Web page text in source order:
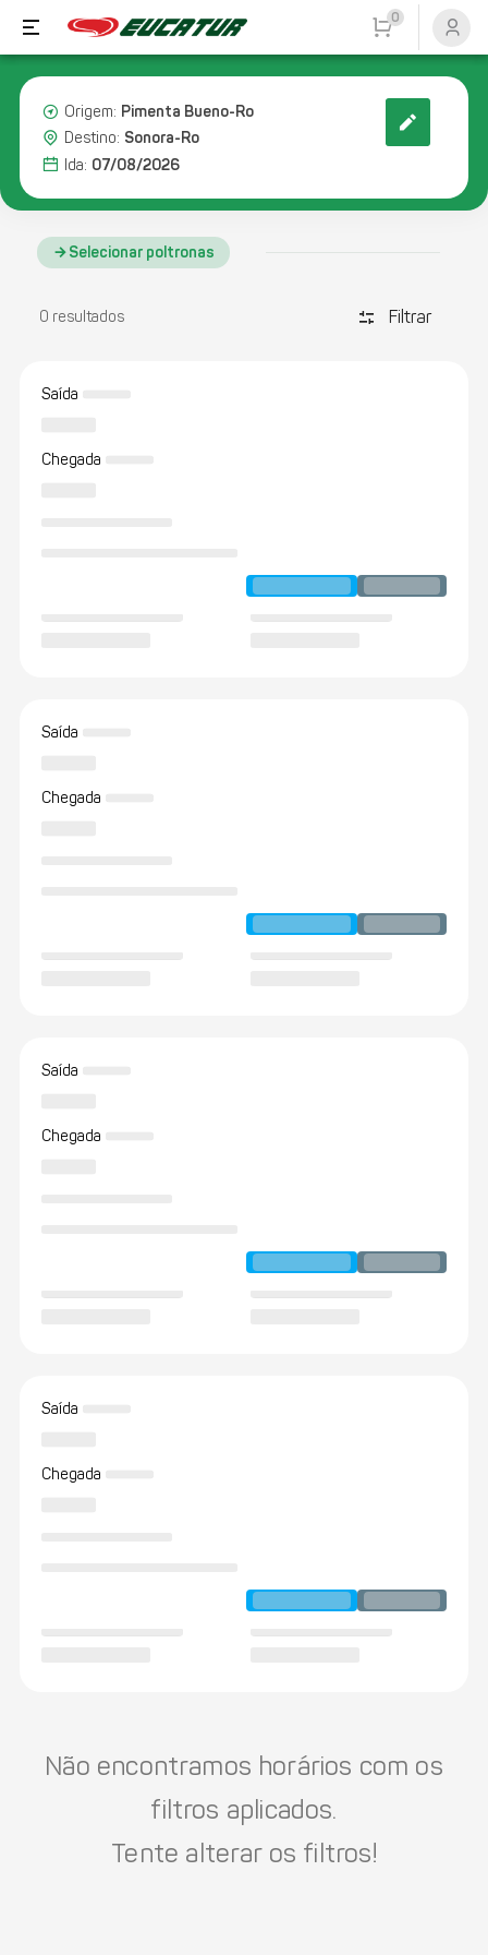
0
Origem: Pimenta Bueno-Ro
Destino: Sonora-Ro
Ida: 07/08/2026
Selecionar poltronas
0 resultados discover_tune Filtrar
Saída
Chegada
Saída
Chegada
Saída
Chegada
Saída
Chegada
Não encontramos horários com os
filtros aplicados.
Tente alterar os filtros!